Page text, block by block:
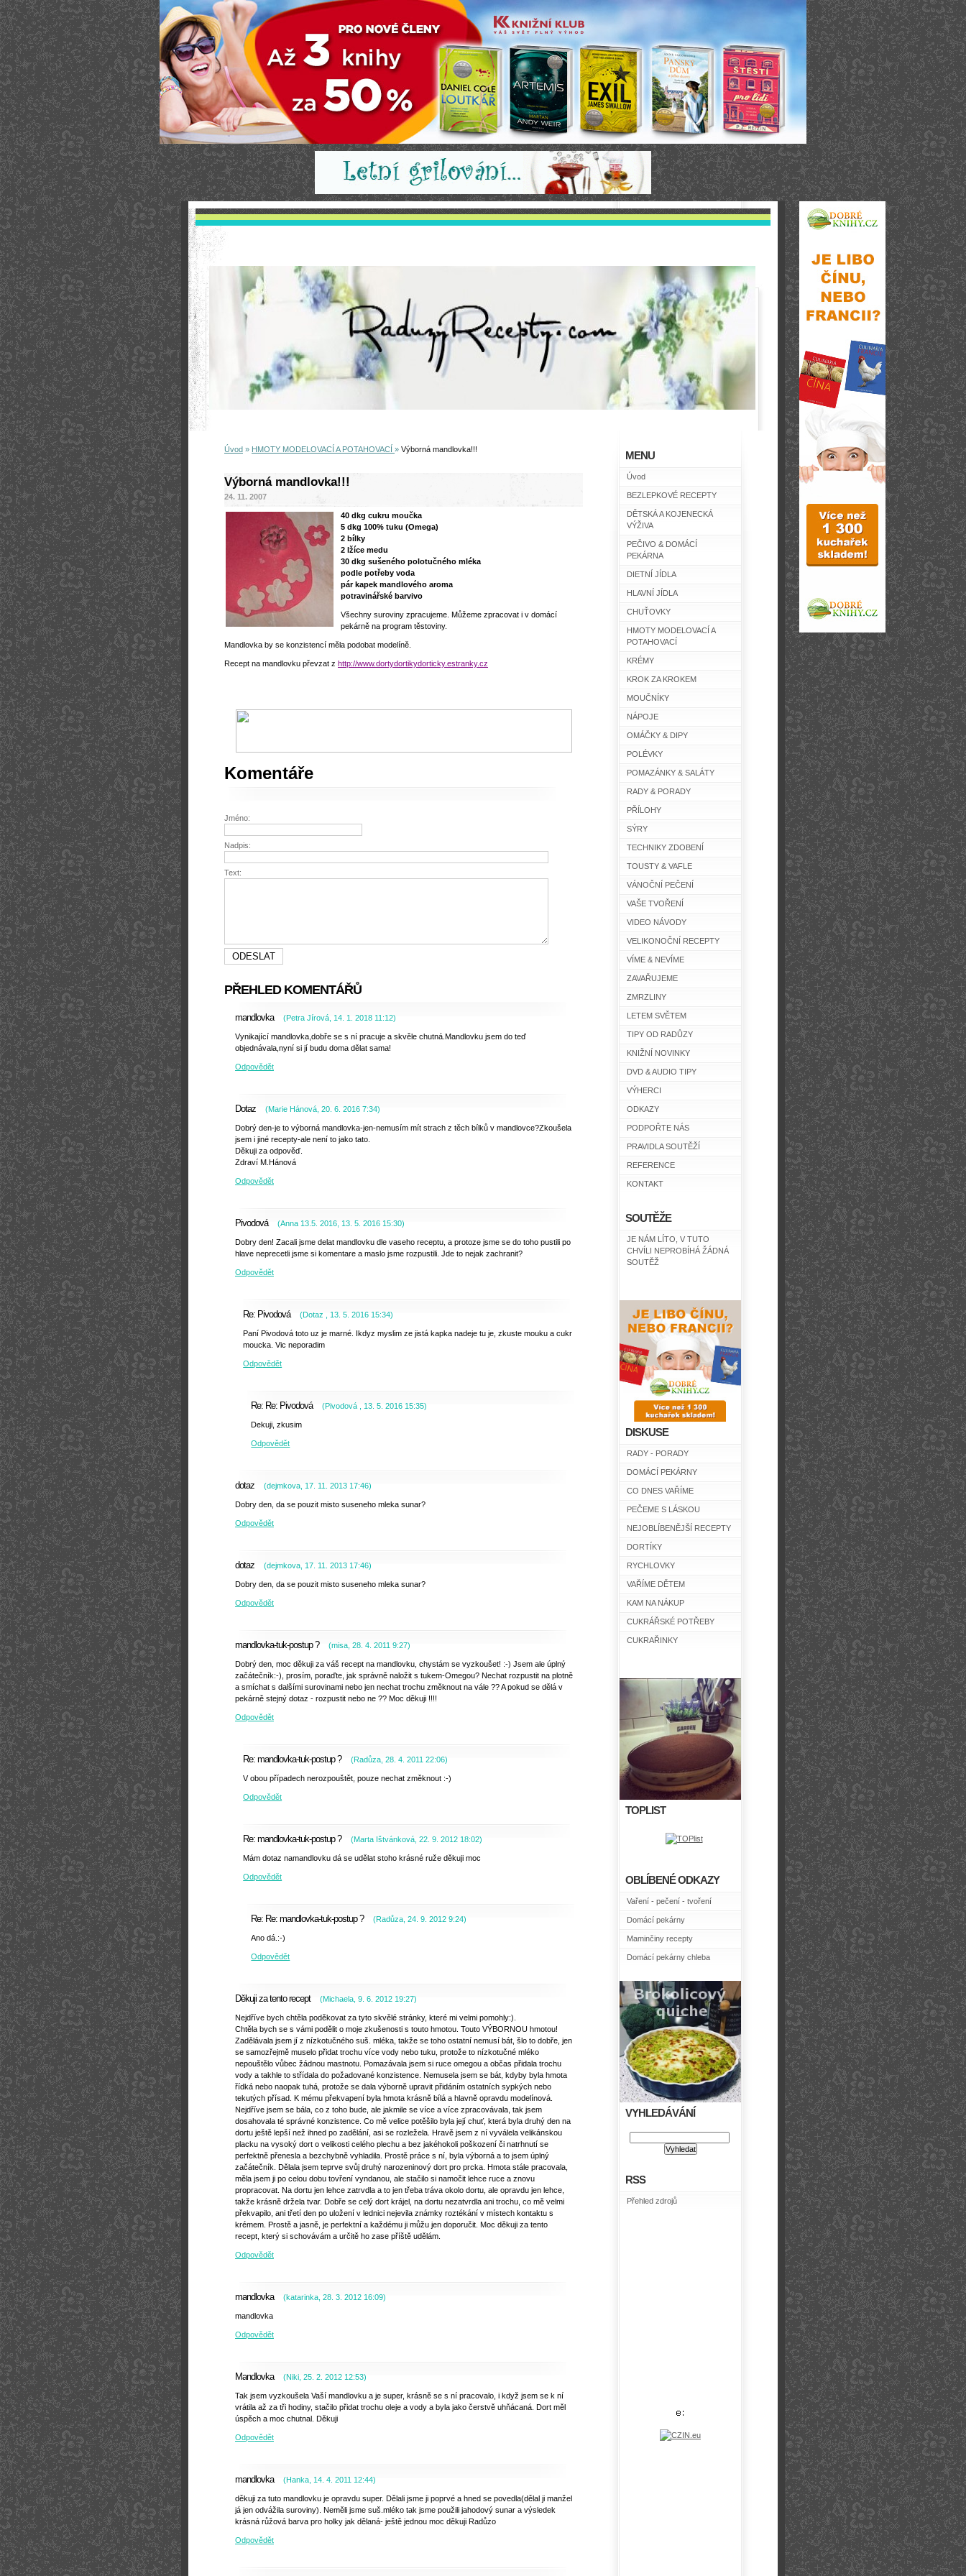
MENU
Úvod
BEZLEPKOVÉ RECEPTY
DĚTSKÁ A KOJENECKÁ
VÝŽIVA
PEČIVO & DOMÁCÍ
PEKÁRNA
DIETNÍ JÍDLA
HLAVNÍ JÍDLA
CHUŤOVKY
HMOTY MODELOVACÍ A
POTAHOVACÍ
KRÉMY
KROK ZA KROKEM
MOUČNÍKY
NÁPOJE
OMÁČKY & DIPY
POLÉVKY
POMAZÁNKY & SALÁTY
RADY & PORADY
PŘÍLOHY
SÝRY
TECHNIKY ZDOBENÍ
TOUSTY & VAFLE
VÁNOČNÍ PEČENÍ
VAŠE TVOŘENÍ
VIDEO NÁVODY
VELIKONOČNÍ RECEPTY
VÍME & NEVÍME
ZAVAŘUJEME
ZMRZLINY
LETEM SVĚTEM
TIPY OD RADŮZY
KNIŽNÍ NOVINKY
DVD & AUDIO TIPY
VÝHERCI
ODKAZY
PODPOŘTE NÁS
PRAVIDLA SOUTĚŽÍ
REFERENCE
KONTAKT
SOUTĚŽE
JE NÁM LÍTO, V TUTO
CHVÍLI NEPROBÍHÁ ŽÁDNÁ
SOUTĚŽ
DISKUSE
RADY - PORADY
DOMÁCÍ PEKÁRNY
CO DNES VAŘÍME
PEČEME S LÁSKOU
NEJOBLÍBENĚJŠÍ RECEPTY
DORTÍKY
RYCHLOVKY
VAŘÍME DĚTEM
KAM NA NÁKUP
CUKRÁŘSKÉ POTŘEBY
CUKRAŘINKY
TOPLIST
OBLÍBENÉ ODKAZY
Vaření - pečení - tvoření
Domácí pekárny
Maminčiny recepty
Domácí pekárny chleba
VYHLEDÁVÁNÍ
RSS
Přehled zdrojů
Úvod » HMOTY MODELOVACÍ A POTAHOVACÍ » Výborná mandlovka!!!
Výborná mandlovka!!!
24. 11. 2007
40 dkg cukru moučka
5 dkg 100% tuku (Omega)
2 bílky
2 lžíce medu
30 dkg sušeného polotučného mléka
podle potřeby voda
pár kapek mandlového aroma
potravinářské barvivo
Všechny suroviny zpracujeme. Můžeme zpracovat i v domácí
pekárně na program těstoviny.
Mandlovka by se konzistencí měla podobat modelíně.
Recept na mandlovku převzat z http://www.dortydortikydorticky.estranky.cz
Komentáře
Jméno:
Nadpis:
Text:
PŘEHLED KOMENTÁŘŮ
mandlovka (Petra Jírová 14. 1. 2018 11:12)
Vynikající mandlovka,dobře se s ní pracuje a skvěle chutná.Mandlovku jsem do teď
objednávala,nyní si jí budu doma dělat sama!
Odpovědět
Dotaz (Marie Hánová 20. 6. 2016 7:34)
Dobrý den-je to výborná mandlovka-jen-nemusím mít strach z těch bílků v mandlovce?Zkoušela
jsem i jiné recepty-ale není to jako tato.
Děkuji za odpověď.
Zdraví M.Hánová
Odpovědět
Pivodová (Anna 13.5. 2016 13. 5. 2016 15:30)
Dobry den! Zacali jsme delat mandlovku dle vaseho receptu, a protoze jsme se do toho pustili po
hlave neprecetli jsme si komentare a maslo jsme rozpustili. Jde to nejak zachranit?
Odpovědět
Re: Pivodová (Dotaz 13. 5. 2016 15:34)
Paní Pivodová toto uz je marné. Ikdyz myslim ze jistá kapka nadeje tu je, zkuste mouku a cukr
moucka. Vic neporadim
Odpovědět
Re: Re: Pivodová (Pivodová 13. 5. 2016 15:35)
Dekuji, zkusim
Odpovědět
dotaz (dejmkova 17. 11. 2013 17:46)
Dobry den, da se pouzit misto suseneho mleka sunar?
Odpovědět
dotaz (dejmkova 17. 11. 2013 17:46)
Dobry den, da se pouzit misto suseneho mleka sunar?
Odpovědět
mandlovka-tuk-postup ? (misa 28. 4. 2011 9:27)
Dobrý den, moc děkuji za váš recept na mandlovku, chystám se vyzkoušet! :-) Jsem ale úplný
začátečník:-), prosím, poraďte, jak správně naložit s tukem-Omegou? Nechat rozpustit na plotně
a smíchat s dalšími surovinami nebo jen nechat trochu změknout na vále ?? A pokud se dělá v
pekárně stejný dotaz - rozpustit nebo ne ?? Moc děkuji !!!!
Odpovědět
Re: mandlovka-tuk-postup ? (Radůza ,28. 4. 2011 22:06)
V obou případech nerozpouštět, pouze nechat změknout :-)
Odpovědět
Re: mandlovka-tuk-postup ? (Marta Ištvánková ,22. 9. 2012 18:02)
Mám dotaz namandlovku dá se udělat stoho krásné ruže děkuji moc
Odpovědět
Re: Re: mandlovka-tuk-postup ? (Radůza ,24. 9. 2012 9:24)
Ano dá.:-)
Odpovědět
Děkuji za tento recept (Michaela 9. 6. 2012 19:27)
Nejdříve bych chtěla poděkovat za tyto skvělé stránky, které mi velmi pomohly:).
Chtěla bych se s vámi podělit o moje zkušenosti s touto hmotou. Touto VÝBORNOU hmotou!
Zadělávala jsem jí z nízkotučného suš. mléka, takže se toho ostatní nemusí bát, šlo to dobře, jen
se samozřejmě muselo přidat trochu více vody nebo tuku, protože to nízkotučné mléko
nepouštělo vůbec žádnou mastnotu. Pomazávala jsem si ruce omegou a občas přidala trochu
vody a takhle to střídala do požadované konzistence. Nemusela jsem se bát, kdyby byla hmota
řídká nebo naopak tuhá, protože se dala výborně upravit přidáním ostatních sypkých nebo
tekutých přísad. K mému překvapení byla hmota krásně bílá a hlavně opravdu modelínová.
Nejdříve jsem se bála, co z toho bude, ale jakmile se více a více zpracovávala, tak jsem
dosahovala té správné konzistence. Co mě velice potěšilo byla její chuť, která byla druhý den na
dortu ještě lepší než ihned po zadělání, asi se rozležela. Hravě jsem z ní vyválela velikánskou
placku na vysoký dort o velikosti celého plechu a bez jakéhokoli poškození či natrhnutí se
perfektně přenesla a bezchybně vyhladila. Prostě práce s ní, byla výborná a to jsem úplný
začátečník. Dělala jsem teprve svůj druhý narozeninový dort pro prcka. Hmota stále pracovala,
měla jsem ji po celou dobu tovření vyndanou, ale stačilo si namočit lehce ruce a znovu
propracovat. Na dortu jen lehce zatrvdla a to jen třeba tráva okolo dortu, ale opravdu jen lehce,
takže krásně držela tvar. Dobře se celý dort krájel, na dortu nezatvrdla ani trochu, co mě velmi
překvapilo, ani třetí den po uložení v lednici nejevila známky roztékání v místech kontaktu s
krémem. Prostě a jasně, je perfektní a každému ji můžu jen doporučit. Moc děkuji za tento
recept, který si schovávám a určitě ho zase příště udělám.
Odpovědět
mandlovka (katarinka 28. 3. 2012 16:09)
mandlovka
Odpovědět
Mandlovka (Niki 25. 2. 2012 12:53)
Tak jsem vyzkoušela Vaší mandlovku a je super, krásně se s ní pracovalo, i když jsem se k ní
vrátila až za tři hodiny, stačilo přidat trochu oleje a vody a byla jako čerstvě uhňácaná. Dort měl
úspěch a moc chutnal. Děkuji
Odpovědět
mandlovka (Hanka 14. 4. 2011 12:44)
děkuji za tuto mandlovku je opravdu super. Dělali jsme ji poprvé a hned se povedla(dělal ji manžel
já jen odvážila suroviny). Neměli jsme suš.mléko tak jsme použili jahodový sunar a výsledek
krásná růžová barva pro holky jak dělaná- ještě jednou moc děkuji Radůzo
Odpovědět